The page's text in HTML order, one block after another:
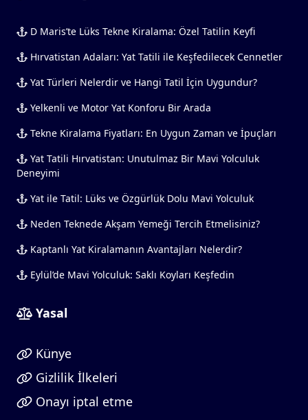
D Maris’te Lüks Tekne Kiralama: Özel Tatilin Keyfi
Hırvatistan Adaları: Yat Tatili ile Keşfedilecek Cennetler
Yat Türleri Nelerdir ve Hangi Tatil İçin Uygundur?
Yelkenli ve Motor Yat Konforu Bir Arada
Tekne Kiralama Fiyatları: En Uygun Zaman ve İpuçları
Yat Tatili Hırvatistan: Unutulmaz Bir Mavi Yolculuk
Deneyimi
Yat ile Tatil: Lüks ve Özgürlük Dolu Mavi Yolculuk
Neden Teknede Akşam Yemeği Tercih Etmelisiniz?
Kaptanlı Yat Kiralamanın Avantajları Nelerdir?
Eylül’de Mavi Yolculuk: Saklı Koyları Keşfedin
Yasal
Künye
Gizlilik İlkeleri
Onayı iptal etme